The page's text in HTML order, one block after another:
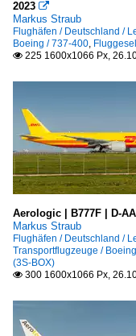
2023 
Markus Straub
Flughäfen / Deutschland /
Boeing / 737-400,
 225 1600x1066 Px,
Aerologic | B777F | D-
Markus Straub
Flughäfen / Deutschland /
Transportflugzeuge /
(3S-BOX)
 300 1600x1066 Px,